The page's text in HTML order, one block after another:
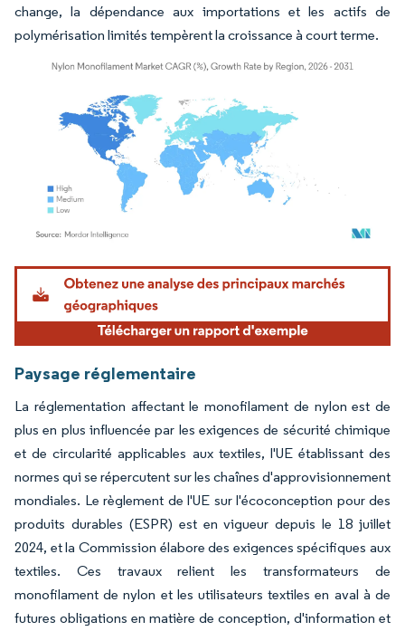
change, la dépendance aux importations et les actifs de
polymérisation limités tempèrent la croissance à court terme.
Image © Mordor Intelligence. La réutilisation nécessite une attribution sous CC BY
Paysage réglementaire
La réglementation affectant le monofilament de nylon est de
plus en plus influencée par les exigences de sécurité chimique
et de circularité applicables aux textiles, l'UE établissant des
normes qui se répercutent sur les chaînes d'approvisionnement
mondiales. Le règlement de l'UE sur l'écoconception pour des
produits durables (ESPR) est en vigueur depuis le 18 juillet
2024, et la Commission élabore des exigences spécifiques aux
textiles. Ces travaux relient les transformateurs de
monofilament de nylon et les utilisateurs textiles en aval à de
futures obligations en matière de conception, d'information et